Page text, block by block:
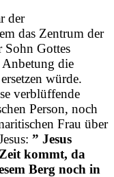
der
das Zentrum der
Sohn Gottes
Anbetung die
würde.
verblüffende
Person, noch
Frau über
” Jesus
kommt, da
Berg noch in